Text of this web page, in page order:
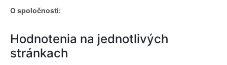
O spoločnosti:
Hodnotenia na jednotlivých
stránkach